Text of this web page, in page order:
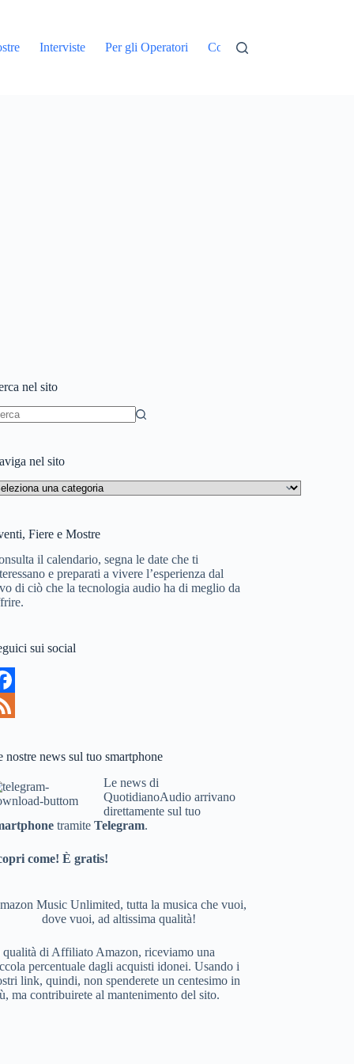
Interviste Per gli Operatori Contatti
nel sito
nel sito
Fiere e Mostre
il calendario, segna le date che ti
e preparati a vivere l’esperienza dal
di ciò che la tecnologia audio ha di meglio da
sui social
nostre news sul tuo smartphone
Le news di
QuotidianoAudio arrivano
direttamente sul tuo
tramiteTelegram.
come! È gratis!
Music Unlimited, tutta la musica che vuoi,
dove vuoi, ad altissima qualità!
qualità di Affiliato Amazon, riceviamo una
percentuale dagli acquisti idonei. Usando i
link, quindi, non spenderete un centesimo in
ma contribuirete al mantenimento del sito.